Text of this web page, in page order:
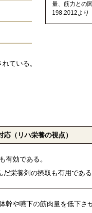
量、筋力との
198.2012より
ている。
応（リハ栄養の視点）
有効である。
だ栄養剤の摂取も有用であ
幹や嚥下の筋肉量を低下さ